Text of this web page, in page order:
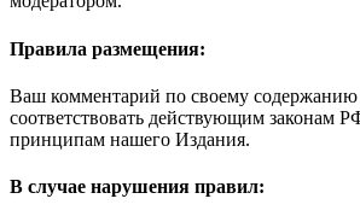
Правила размещения:
Ваш комментарий по своему
соответствовать действующим законам
принципам нашего Издания.
В случае нарушения правил: